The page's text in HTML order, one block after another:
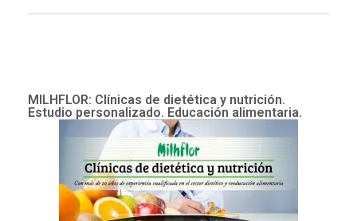
MILHFLOR: Clínicas de dietética y nutrición.
Estudio personalizado. Educación alimentaria.